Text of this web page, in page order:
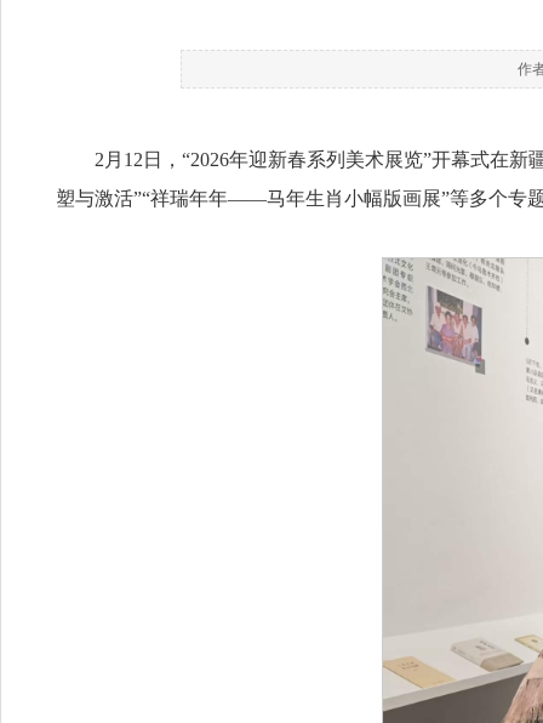
作
2月12日，“2026年迎新春系列美术展览”开幕式在
塑与激活”“祥瑞年年——马年生肖小幅版画展”等多个专